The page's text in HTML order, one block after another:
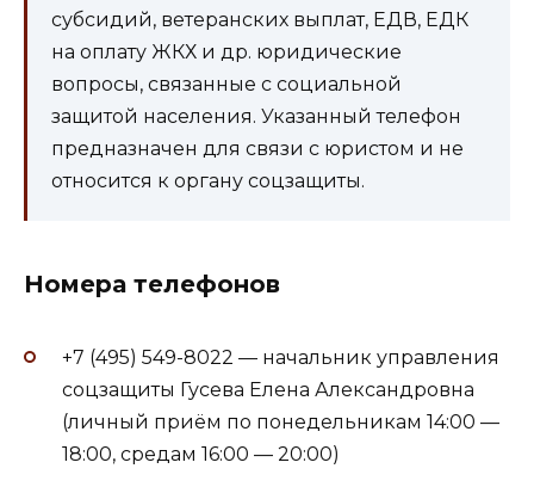
субсидий, ветеранских выплат, ЕДВ, ЕДК
на оплату ЖКХ и др. юридические
вопросы, связанные с социальной
защитой населения. Указанный телефон
предназначен для связи с юристом и не
относится к органу соцзащиты.
Номера телефонов
+7 (495) 549-8022 — начальник управления
соцзащиты Гусева Елена Александровна
(личный приём по понедельникам 14:00 —
18:00, средам 16:00 — 20:00)